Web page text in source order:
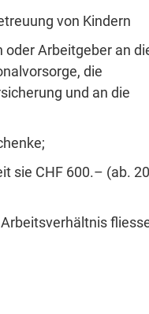
von Kindern
Arbeitgeber an
die
und an die
sie CHF 600.– (ab.